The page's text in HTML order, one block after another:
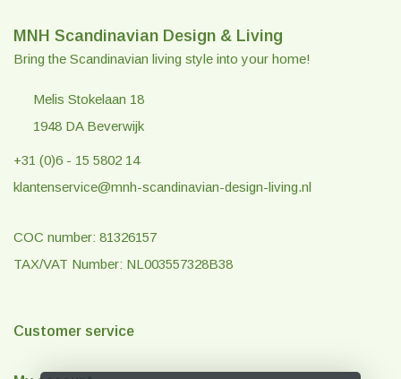
MNH Scandinavian Design & Living
Bring the Scandinavian living style into your home!
Melis Stokelaan 18
1948 DA Beverwijk
+31 (0)6 - 15 5802 14
klantenservice@mnh-scandinavian-design-living.nl
COC number: 81326157
TAX/VAT Number: NL003557328B38
Customer service